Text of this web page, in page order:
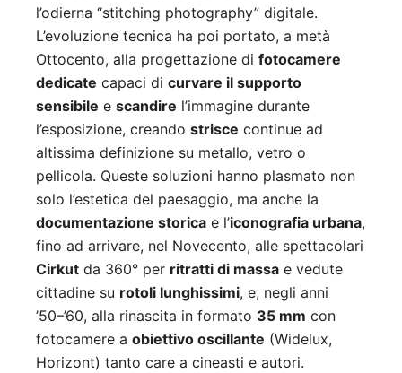
l’odierna “stitching photography” digitale.
L’evoluzione tecnica ha poi portato, a metà
Ottocento, alla progettazione di fotocamere
dedicate capaci di curvare il supporto
sensibile e scandire l’immagine durante
l’esposizione, creando strisce continue ad
altissima definizione su metallo, vetro o
pellicola. Queste soluzioni hanno plasmato non
solo l’estetica del paesaggio, ma anche la
documentazione storica e l’iconografia urbana,
fino ad arrivare, nel Novecento, alle spettacolari
Cirkut da 360° per ritratti di massa e vedute
cittadine su rotoli lunghissimi, e, negli anni
’50–’60, alla rinascita in formato 35 mm con
fotocamere a obiettivo oscillante (Widelux,
Horizont) tanto care a cineasti e autori.